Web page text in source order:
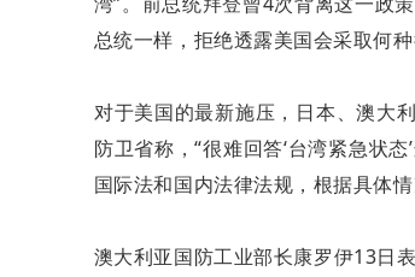
总统一样，拒绝透露美国会采取何种
对于美国的最新施压， 日本、澳大
防卫省称，“很难回答‘台湾紧急状
国际法和国内法律法规，根据具体情
澳大利亚国防工业部长康罗伊13日